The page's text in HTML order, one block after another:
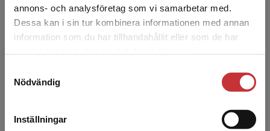
annons- och analysföretag som vi samarbetar med.
Dessa kan i sin tur kombinera informationen med annan
information som du har tillhandahållit eller som de har
Nödvändig
Inställningar
Det verkar som att du besöker
studentlitteratur.se via en enhet utanför Sverige.
Vi erbjuder inte leveranser utanför Sverige. För
att kunna slutföra ett köp måste
Maria Fors Brandebo är fil.dr i psykologi samt
docent och universitetslektor i ledarskap under
påfrestande förhållanden vid